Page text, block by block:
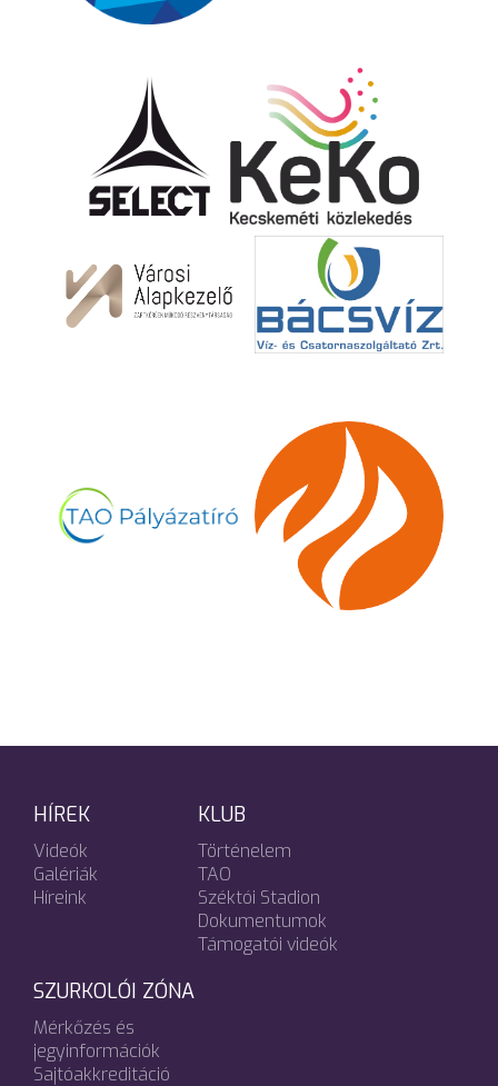
HÍREK
Videók
Galériák
Híreink
KLUB
Történelem
TAO
Széktói Stadion
Dokumentumok
Támogatói videók
SZURKOLÓI ZÓNA
Mérkőzés és
jegyinformációk
Sajtóakkreditáció